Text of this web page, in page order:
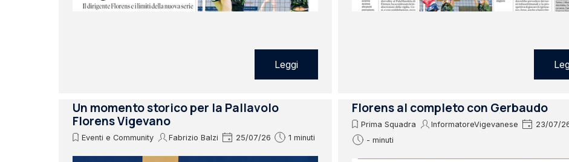
Leggi
Un momento storico per la Pallavolo
Florens Vigevano
Eventi e Community Fabrizio Balzi 25/07/26 1 minuti
Florens al completo con Gerbaudo
Prima Squadra InformatoreVigevanese
23/07/
- minuti